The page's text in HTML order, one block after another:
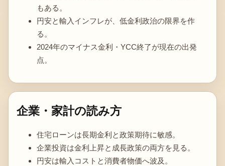
もある。
円安と輸入インフレが、低金利政治の限界を作
る。
2024年のマイナス金利・YCC終了が現在の出発
点。
企業・家計の読み方
住宅ローンは長期金利と政策期待に敏感。
企業投資は金利上昇と成長政策の両方を見る。
円安は輸入コストと消費者物価へ波及。